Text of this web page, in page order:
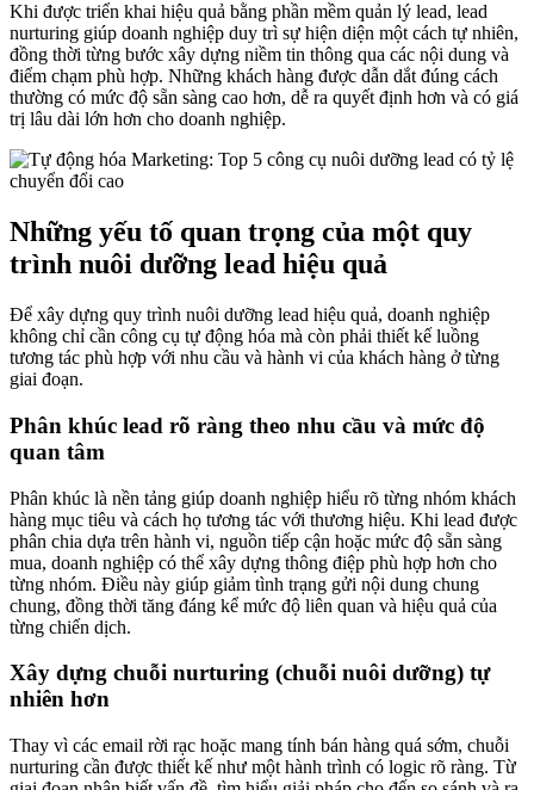
Khi được triển khai hiệu quả bằng phần mềm quản lý lead, lead
nurturing giúp doanh nghiệp duy trì sự hiện diện một cách tự nhiên,
đồng thời từng bước xây dựng niềm tin thông qua các nội dung và
điểm chạm phù hợp. Những khách hàng được dẫn dắt đúng cách
thường có mức độ sẵn sàng cao hơn, dễ ra quyết định hơn và có giá
trị lâu dài lớn hơn cho doanh nghiệp.
Những yếu tố quan trọng của một quy
trình nuôi dưỡng lead hiệu quả
Để xây dựng quy trình nuôi dưỡng lead hiệu quả, doanh nghiệp
không chỉ cần công cụ tự động hóa mà còn phải thiết kế luồng
tương tác phù hợp với nhu cầu và hành vi của khách hàng ở từng
giai đoạn.
Phân khúc lead rõ ràng theo nhu cầu và mức độ
quan tâm
Phân khúc là nền tảng giúp doanh nghiệp hiểu rõ từng nhóm khách
hàng mục tiêu và cách họ tương tác với thương hiệu. Khi lead được
phân chia dựa trên hành vi, nguồn tiếp cận hoặc mức độ sẵn sàng
mua, doanh nghiệp có thể xây dựng thông điệp phù hợp hơn cho
từng nhóm. Điều này giúp giảm tình trạng gửi nội dung chung
chung, đồng thời tăng đáng kể mức độ liên quan và hiệu quả của
từng chiến dịch.
Xây dựng chuỗi nurturing (chuỗi nuôi dưỡng) tự
nhiên hơn
Thay vì các email rời rạc hoặc mang tính bán hàng quá sớm, chuỗi
nurturing cần được thiết kế như một hành trình có logic rõ ràng. Từ